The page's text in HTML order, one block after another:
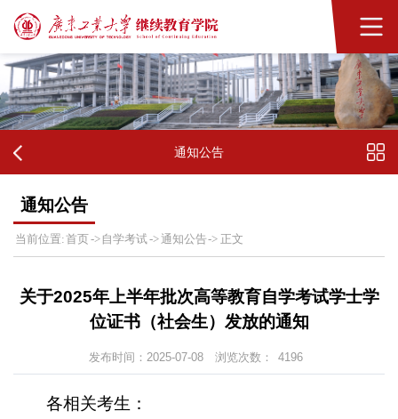
通知公告
通知公告
当前位置:首页-> 自学考试->通知公告-> 正文
关于2025年上半年批次高等教育自学考试学士学
位证书（社会生）发放的通知
发布时间：2025-07-08 浏览次数： 4196
各相关考生：